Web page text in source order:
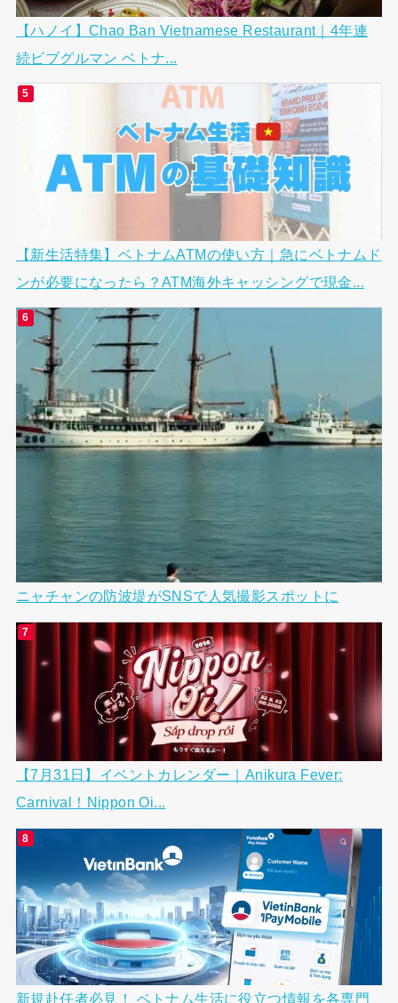
【ハノイ】Chao Ban Vietnamese Restaurant｜4年連
続ビブグルマン ベトナ...
【新生活特集】ベトナムATMの使い方｜急にベトナムド
ンが必要になったら？ATM海外キャッシングで現金...
ニャチャンの防波堤がSNSで人気撮影スポットに
【7月31日】イベントカレンダー｜Anikura Fever:
Carnival！Nippon Oi...
新規赴任者必見！ ベトナム生活に役立つ情報を各専門